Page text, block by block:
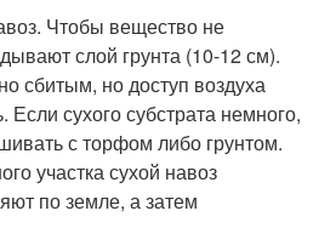
Чтобы вещество не
слой грунта (10-12 см).
сбитым, но доступ воздуха
Если сухого субстрата немного,
с торфом либо грунтом.
участка сухой навоз
по земле, а затем